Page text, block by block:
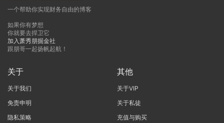
一个帮助你实现财务自由的博客
如果你有梦想
你就要去捍卫它
加入萧秀朋掘金社
跟朋哥一起扬帆起航！
关于
关于我们
免责申明
隐私策略
其他
关于VIP
关于私徒
充值与购买